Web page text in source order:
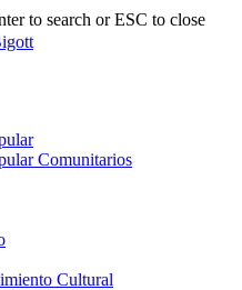
to search or ESC to close
Comunitarios
Cultural